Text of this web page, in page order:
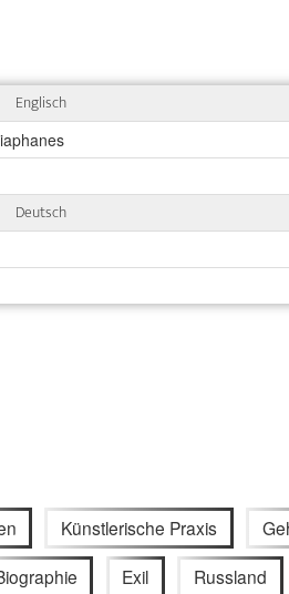
Englisch
Deutsch
Künstlerische Praxis
Exil Russland